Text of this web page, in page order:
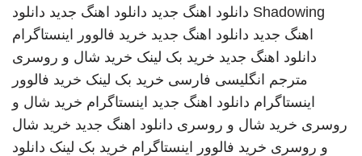
Shadowing دانلود اهنگ جدید دانلود اهنگ جدید دانلود
اهنگ جدید دانلود اهنگ جدید خرید فالوور اینستاگرام
دانلود اهنگ جدید خرید بک لینک خرید شال و روسری
مترجم انگلیسی فارسی خرید بک لینک خرید فالوور
اینستاگرام دانلود اهنگ جدید اینستاگرام خرید شال و
روسری خرید شال و روسری دانلود اهنگ جدید خرید شال
و روسری خرید فالوور اینستاگرام خرید بک لینک دانلود